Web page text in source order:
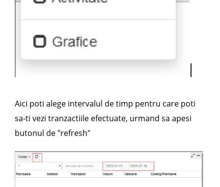
Aici poti alege intervalul de timp pentru care poti
sa-ti vezi tranzactiile efectuate, urmand sa apesi
butonul de "refresh"